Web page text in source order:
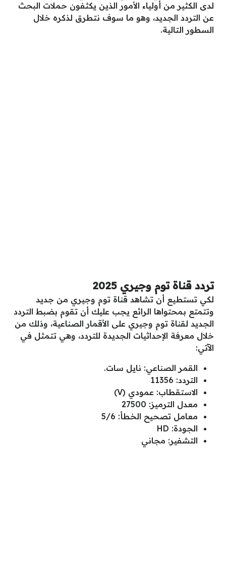
لدى الكثير من أولياء الأمور الذين يكثفون حملات البحث
عن التردد الجديد، وهو ما سوف نتطرق لذكره خلال
السطور التالية.
تردد قناة توم وجيري 2025
لكي تستطيع أن تشاهد قناة توم وجيري من جديد
وتتمتع بمحتواها الرائع يجب عليك أن تقوم بضبط التردد
الجديد لقناة توم وجيري على الأقمار الصناعية، وذلك من
خلال معرفة الإحداثيات الجديدة للتردد، وهي تتمثل في
الآتي:
القمر الصناعي: نايل سات.
التردد: 11356
الاستقطاب: عمودي (V)
معدل الترميز: 27500
معامل تصحيح الخطأ: 5/6
الجودة: HD
التشفير: مجاني